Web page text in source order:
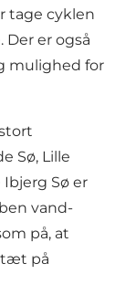
tage cyklen
Der er også
mulighed for
Sø, Lille
Ibjerg Sø er
vand-
på, at
tæt på